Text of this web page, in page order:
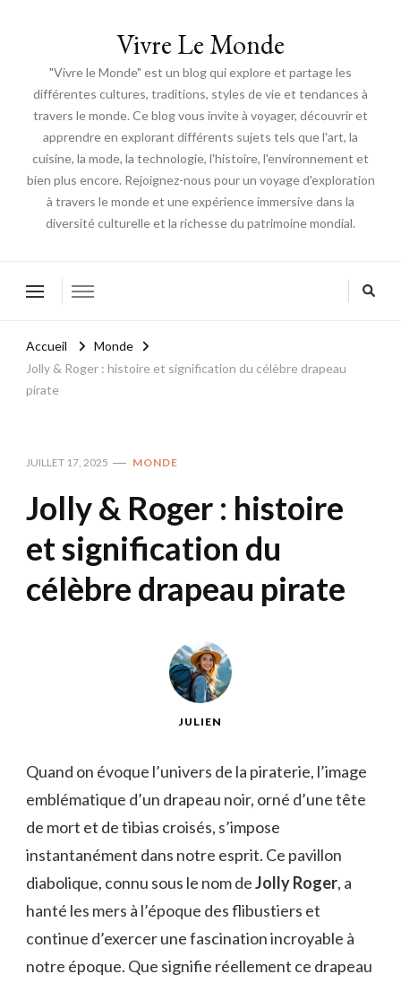
Vivre Le Monde
"Vivre le Monde" est un blog qui explore et partage les
différentes cultures, traditions, styles de vie et tendances à
travers le monde. Ce blog vous invite à voyager, découvrir et
apprendre en explorant différents sujets tels que l'art, la
cuisine, la mode, la technologie, l'histoire, l'environnement et
bien plus encore. Rejoignez-nous pour un voyage d'exploration
à travers le monde et une expérience immersive dans la
diversité culturelle et la richesse du patrimoine mondial.
Accueil
Monde
Jolly & Roger : histoire et signification du célèbre drapeau
pirate
JUILLET 17, 2025 MONDE
Jolly & Roger : histoire
et signification du
célèbre drapeau pirate
JULIEN
Quand on évoque l’univers de la piraterie, l’image
emblématique d’un drapeau noir, orné d’une tête
de mort et de tibias croisés, s’impose
instantanément dans notre esprit. Ce pavillon
diabolique, connu sous le nom deJolly Roger, a
hanté les mers à l’époque des flibustiers et
continue d’exercer une fascination incroyable à
notre époque. Que signifie réellement ce drapeau